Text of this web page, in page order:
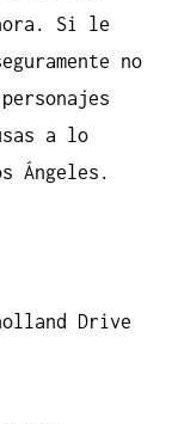
Si le
no
a lo
Ángeles.
Drive